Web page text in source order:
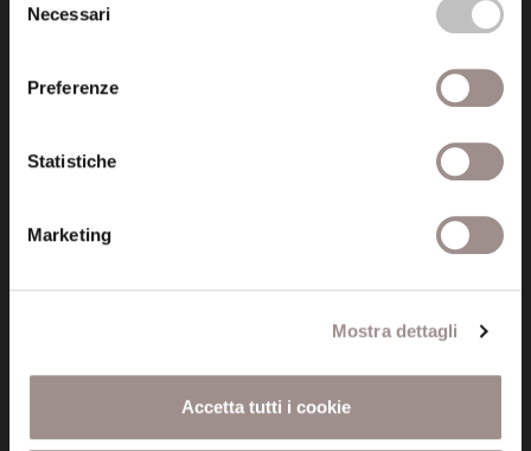
delNecessari
Preferenze
Statistiche
Marketing
Mostra dettagli
Accetta tutti i cookie
Certificazioni